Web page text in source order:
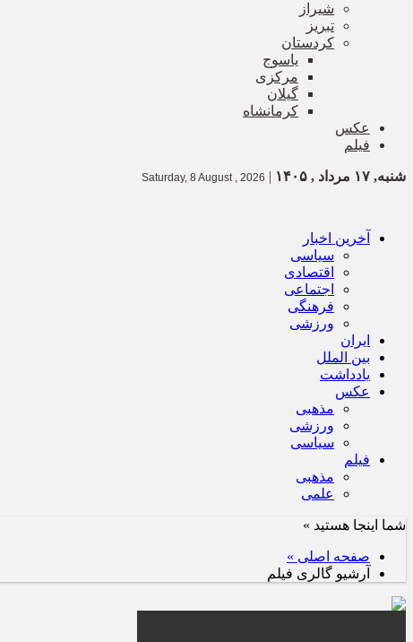
شیراز
تبریز
کردستان
یاسوج
مرکزی
گیلان
کرمانشاه
عکس
فیلم
شنبه, ۱۷ مرداد , ۱۴۰۵ |
Saturday, 8 August , 2026
آخرین اخبار
سیاسی
اقتصادی
اجتماعی
فرهنگی
ورزشی
ایران
بین الملل
یادداشت
عکس
مذهبی
ورزشی
سیاسی
فیلم
مذهبی
علمی
شما اینجا هستید »
صفحه اصلی »
آرشیو گالری فیلم